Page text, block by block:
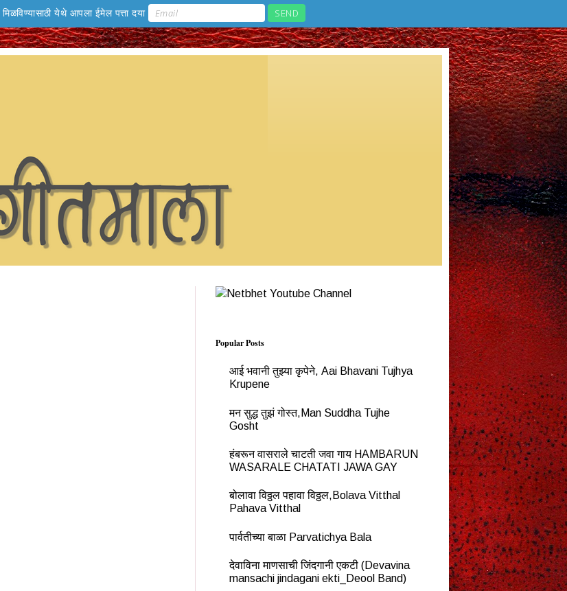
Popular Posts
आई भवानी तुझ्या कृपेने, Aai Bhavani Tujhya
Krupene
मन सुद्ध तुझं गोस्त,Man Suddha Tujhe
Gosht
हंबरून वासराले चाटती जवा गाय HAMBARUN
WASARALE CHATATI JAWA GAY
बोलावा विठ्ठल पहावा विठ्ठल,Bolava Vitthal
Pahava Vitthal
पार्वतीच्या बाळा Parvatichya Bala
देवाविना माणसाची जिंदगानी एकटी (Devavina
mansachi jindagani ekti_Deool Band)